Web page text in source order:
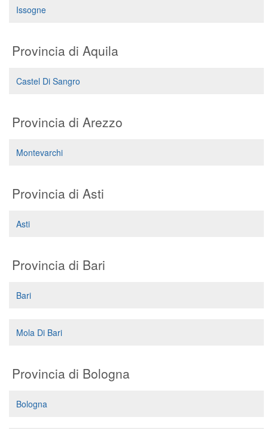
Per gli specialisti
Planner e rubrica in cloud
Segreteria virtuale
Issogne
Provincia di Aquila
Castel Di Sangro
Provincia di Arezzo
Montevarchi
Provincia di Asti
Asti
Provincia di Bari
Bari
Mola Di Bari
Provincia di Bologna
Bologna